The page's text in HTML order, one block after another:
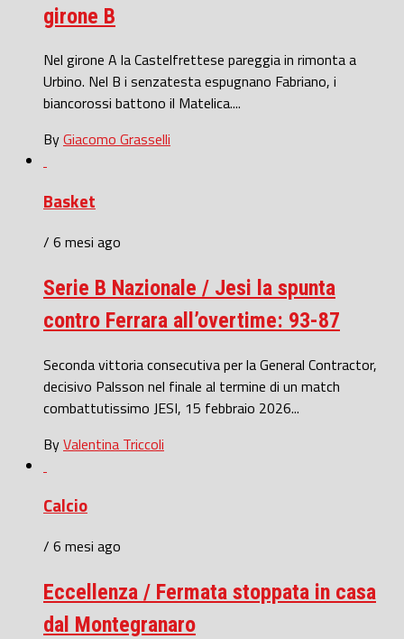
girone B
Nel girone A la Castelfrettese pareggia in rimonta a
Urbino. Nel B i senzatesta espugnano Fabriano, i
biancorossi battono il Matelica....
ByGiacomo Grasselli
Basket
/ 6 mesi ago
Serie B Nazionale / Jesi la spunta
contro Ferrara all’overtime: 93-87
Seconda vittoria consecutiva per la General Contractor,
decisivo Palsson nel finale al termine di un match
combattutissimo JESI, 15 febbraio 2026...
ByValentina Triccoli
Calcio
/ 6 mesi ago
Eccellenza / Fermata stoppata in casa
dal Montegranaro